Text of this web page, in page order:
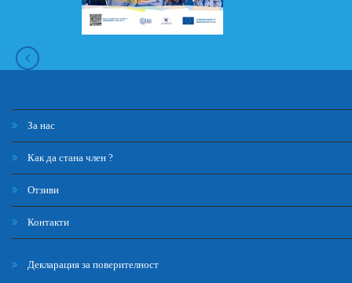
За нас
Как да стана член ?
Отзиви
Контакти
Декларация за поверителност